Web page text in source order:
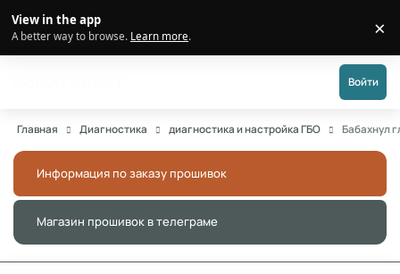
View in the app
A better way to browse. Learn more. ×
Войти
Главная Диагностика диагностика и настройка ГБО Бабахнул
Информация по заказу прошивок
Магазин прошивок в телеграме